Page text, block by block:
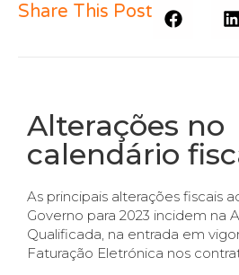
Share This Post
Alterações no
calendário
As principais alterações fiscais
Governo para 2023 incidem na
Qualificada, na entrada em
Faturação Eletrónica nos